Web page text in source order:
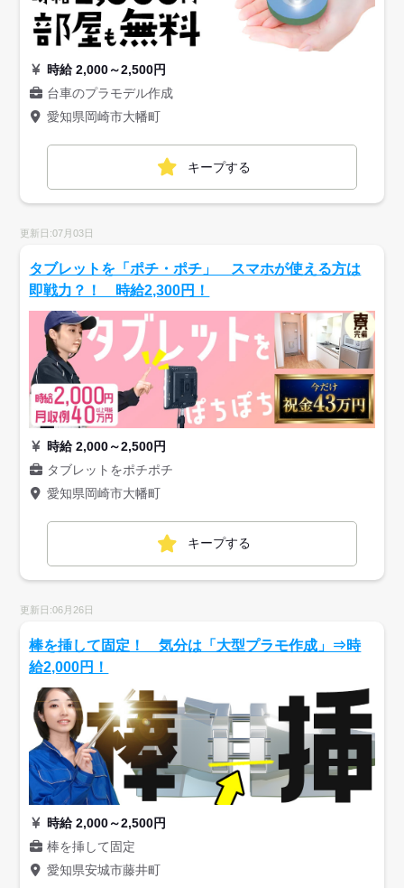
時給 2,000～2,500円
台車のプラモデル作成
愛知県岡崎市大幡町
キープする
更新日:07月03日
タブレットを「ポチ・ポチ」 スマホが使える方は
即戦力？！ 時給2,300円！
時給 2,000～2,500円
タブレットをポチポチ
愛知県岡崎市大幡町
キープする
更新日:06月26日
棒を挿して固定！ 気分は「大型プラモ作成」⇒時
給2,000円！
時給 2,000～2,500円
棒を挿して固定
愛知県安城市藤井町